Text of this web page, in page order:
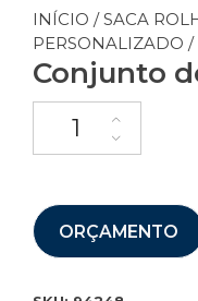
INÍCIO /SACA
PERSONALIZADO /
Conjunto
ORÇAMENTO